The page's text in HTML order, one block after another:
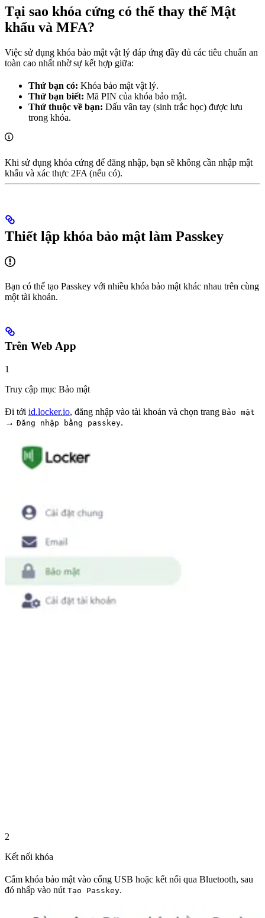
Tại sao khóa cứng có thể thay thế Mật
khẩu và MFA?
Việc sử dụng khóa bảo mật vật lý đáp ứng đầy đủ các tiêu chuẩn an
toàn cao nhất nhờ sự kết hợp giữa:
Thứ bạn có: Khóa bảo mật vật lý.
Thứ bạn biết: Mã PIN của khóa bảo mật.
Thứ thuộc về bạn: Dấu vân tay (sinh trắc học) được lưu
trong khóa.
Khi sử dụng khóa cứng để đăng nhập, bạn sẽ không cần nhập mật
khẩu và xác thực 2FA (nếu có).
Thiết lập khóa bảo mật làm Passkey
Bạn có thể tạo Passkey với nhiều khóa bảo mật khác nhau trên cùng
một tài khoản.
Trên Web App
1
Truy cập mục Bảo mật
Đi tới id.locker.io, đăng nhập vào tài khoản và chọn trang Bảo mật
→ Đăng nhập bằng passkey.
2
Kết nối khóa
Cắm khóa bảo mật vào cổng USB hoặc kết nối qua Bluetooth, sau
đó nhấp vào nút Tạo Passkey.